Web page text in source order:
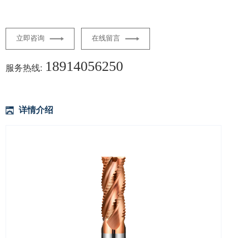
立即咨询 在线留言
服务热线: 18914056250
详情介绍